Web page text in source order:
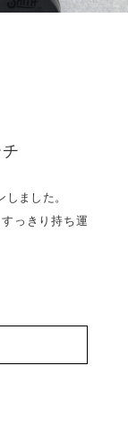
ました。
っきり持ち運